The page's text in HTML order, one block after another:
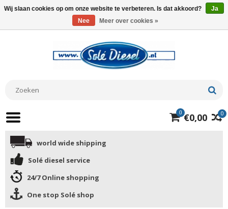
0
0 €0,00
world wide shipping
Solé diesel service
24/7 Online shopping
One stop Solé shop
Wij slaan cookies op om onze website te verbeteren. Is dat akkoord?
Ja
Nee
Meer over cookies »